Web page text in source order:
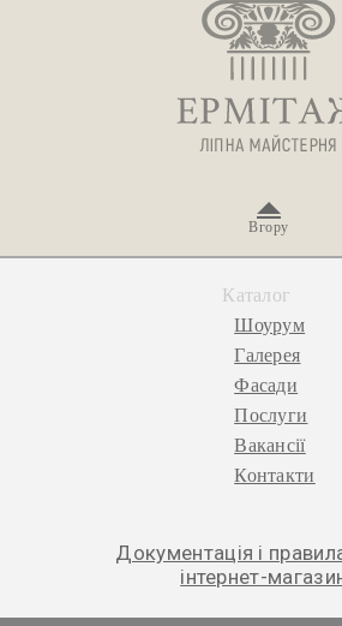
Вгору
Каталог
Шоурум
Галерея
Фасади
Послуги
Вакансії
Контакти
Документація і
інтернет-